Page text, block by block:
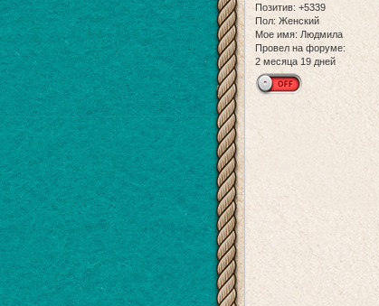
Позитив: +5339
Пол: Женский
Мое имя: Людмила
Провел на форуме:
2 месяца 19 дней